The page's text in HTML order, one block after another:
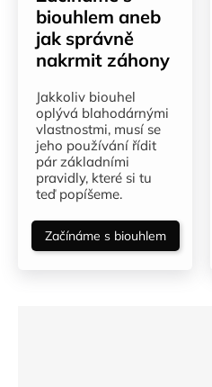
biouhlem aneb
jak správně
nakrmit záhony
Jakkoliv biouhel
oplývá blahodárnými
vlastnostmi, musí se
jeho používání řídit
pár základními
pravidly, které si tu
teď popíšeme.
Začínáme s biouhlem